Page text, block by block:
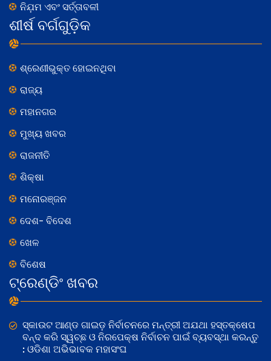
ନିଯ଼ମ ଏବଂ ସର୍ତ୍ତାବଳୀ
ଶୀର୍ଷ ବର୍ଗଗୁଡ଼ିକ
ଶ୍ରେଣୀଭୁକ୍ତ ହୋଇନଥିବା
ରାଜ୍ୟ
ମହାନଗର
ମୁଖ୍ୟ ଖବର
ରାଜନୀତି
ଶିକ୍ଷା
ମନୋରଞ୍ଜନ
ଦେଶ- ବିଦେଶ
ଖେଳ
ବିଶେଷ
ଟ୍ରେଣ୍ଡିଂ ଖବର
ସ୍କାଉଟ ଆଣ୍ଡ ଗାଇଡ଼ ନିର୍ବାଚନରେ ମନ୍ତ୍ରୀ ଅଯଥା ହସ୍ତକ୍ଷେପ
ବନ୍ଦ କରି ସ୍ୱଚ୍ଛ ଓ ନିରପେକ୍ଷ ନିର୍ବାଚନ ପାଇଁ ବ୍ୟବସ୍ଥା କରନ୍ତୁ
: ଓଡିଶା ଅଭିଭାବକ ମହାସଂଘ